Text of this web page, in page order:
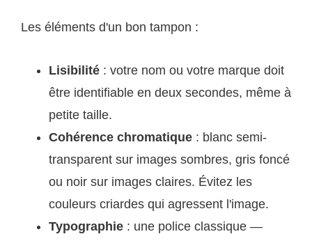
Les éléments d'un bon tampon :
Lisibilité : votre nom ou votre marque doit
être identifiable en deux secondes, même à
petite taille.
Cohérence chromatique : blanc semi-
transparent sur images sombres, gris foncé
ou noir sur images claires. Évitez les
couleurs criardes qui agressent l'image.
Typographie : une police classique —